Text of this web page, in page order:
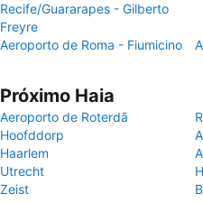
Recife/Guararapes - Gilberto
Freyre
Aeroporto de Roma - Fiumicino
Próximo Haia
Aeroporto de Roterdã
Hoofddorp
Haarlem
Utrecht
Zeist